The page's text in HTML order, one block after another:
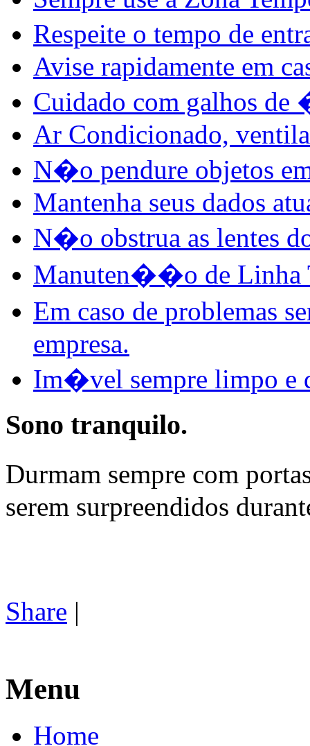
Respeite o tempo de
Avise rapidamente em
Cuidado com galhos de
Ar Condicionado,
N�o pendure objetos
Mantenha seus dados
N�o obstrua as lentes
Manuten��o de Linha
Em caso de problemas
empresa.
Im�vel sempre limpo e
Sono tranquilo.
Durmam sempre com
serem surpreendidos
Share |
Menu
Home